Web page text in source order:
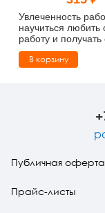
Тревожные
Психодрама
Сказкотерапия
Психология
Психофизиология
Социальная и
Учебная
Увлеченность
научиться любить
работу и получать
удовольствие (pdf)
В корзину
Публичная оферта
Прайс-листы